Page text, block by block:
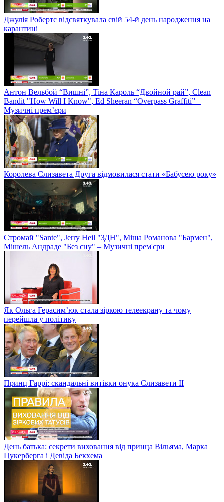
Джулія Робертс відсвяткувала свій 54-й день народження на
карантині
Антон Вельбой “Вишні”, Тіна Кароль “Двойной рай”, Clean
Bandit "How Will I Know", Ed Sheeran “Overpass Graffiti” –
Музичні прем’єри
Королева Єлизавета Друга відмовилася стати «Бабусею року»
Стромай "Sante", Jerry Heil "ЗДН", Міша Романова "Бармен",
Мішель Андраде "Без сну" – Музичні прем'єри
Як Ольга Герасим’юк стала зіркою телеекрану та чому
перейшла у політику
Принц Гаррі: скандальні витівки онука Єлизавети II
День батька: секрети виховання від принца Вільяма, Марка
Цукерберга і Девіда Бекхема